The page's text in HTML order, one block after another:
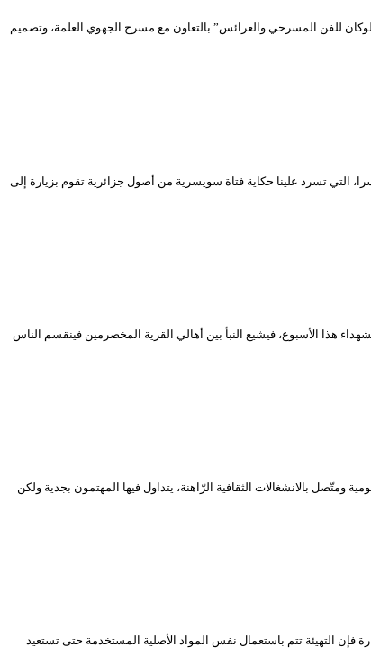
وإنتاج “جمعية أرلوكان للفن المسرحي والعرائس” بالتعاون مع مسرح الجهوي العلمة، وتصميم
“ناستاسجا تانير” من دولة سويسرا، التي تسرد علينا حكاية فتاة سويسرية من أصول جزائرية تقوم بزيارة إلى
هذا الأسبوع، فيشيع النبأ بين أهالي القرية المخضرمين فينقسم الناس
ومتّصل بالانشغالات الثقافية الرّاهنة، يتداول فيها المهتمون بجدية ولكن
كاتب” بالمسرح الوطني الجزائري أشغال إعادة تهيئة وترميم لتكون نهايتها الافتتاح الرسمي لتشهد برمجة العروض خلال الموسم 2019-2020، للإشارة فإن التهيئة تتم باستعمال نفس المواد الأصلية المستخدمة حتى تستعيد